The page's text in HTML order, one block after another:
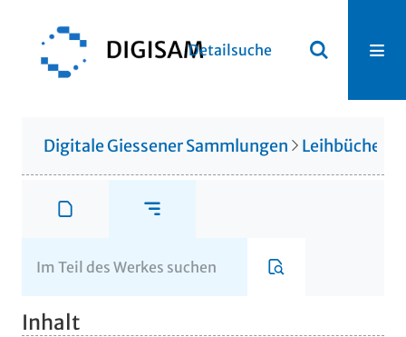
Detailsuche
Digitale Giessener Sammlungen
Inhalt